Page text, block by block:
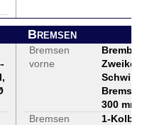
Bremsen
Bremsen
vorne
Brembo
300 mm
Bremsen
1-